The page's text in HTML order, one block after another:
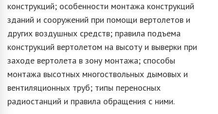
конструкций; особенности монтажа конструкций
зданий и сооружений при помощи вертолетов и
других воздушных средств; правила подъема
конструкций вертолетом на высоту и выверки при
заходе вертолета в зону монтажа; способы
монтажа высотных многоствольных дымовых и
вентиляционных труб; типы переносных
радиостанций и правила обращения с ними.